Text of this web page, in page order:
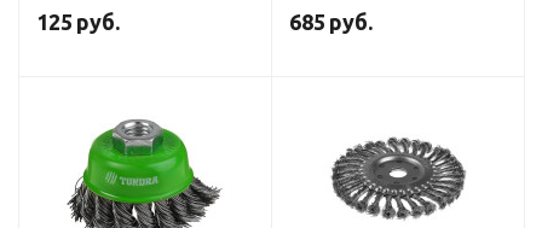
рукоятки, малые, 3 шт.
125 руб.
посадка 22 мм, 200 мм
685 руб.